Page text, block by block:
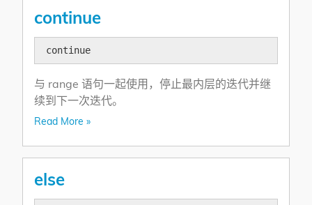
continue
continue
与 range 语句一起使用，停止最内层的迭代并继
续到下一次迭代。
Read More »
else